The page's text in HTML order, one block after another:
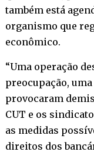
também está
organismo que
econômico.
“Uma operação
preocupação,
provocaram
CUT e os
as medidas
direitos dos